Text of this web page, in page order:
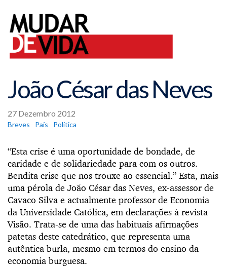
João César das Neves
27 Dezembro 2012
Breves País Política
“Esta crise é uma oportunidade de bondade, de
caridade e de solidariedade para com os outros.
Bendita crise que nos trouxe ao essencial.” Esta, mais
uma pérola de João César das Neves, ex-assessor de
Cavaco Silva e actualmente professor de Economia
da Universidade Católica, em declarações à revista
Visão. Trata-se de uma das habituais afirmações
patetas deste catedrático, que representa uma
autêntica burla, mesmo em termos do ensino da
economia burguesa.